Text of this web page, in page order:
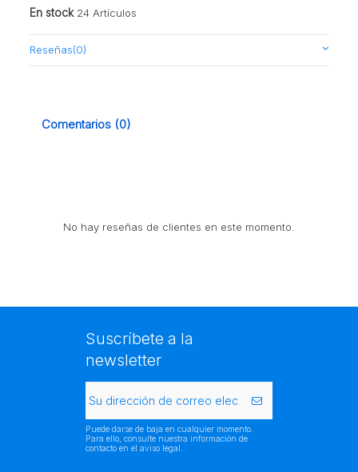
En stock 24 Artículos
Reseñas(0)
Comentarios (0)
No hay reseñas de clientes en este momento.
Suscríbete a la
newsletter
Puede darse de baja en cualquier momento.
Para ello, consulte nuestra información de
contacto en el aviso legal.